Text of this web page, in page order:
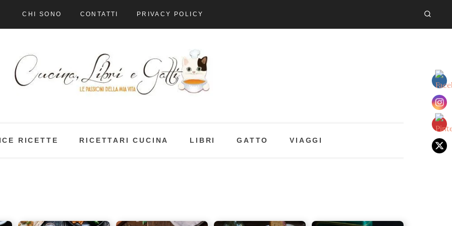
CHI SONO CONTATTI PRIVACY POLICY
RICETTE RICETTARI CUCINA LIBRI GATTO VIAGGI